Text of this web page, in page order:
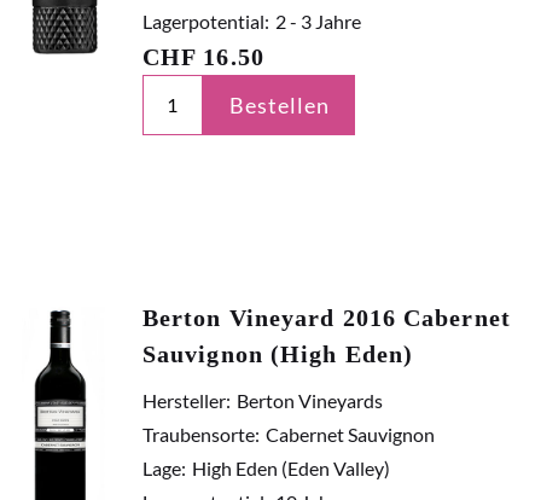
Lagerpotential: 2 - 3 Jahre
CHF 16.50
Bestellen
Berton Vineyard 2016 Cabernet
Sauvignon (High Eden)
Hersteller: Berton Vineyards
Traubensorte: Cabernet Sauvignon
Lage: High Eden (Eden Valley)